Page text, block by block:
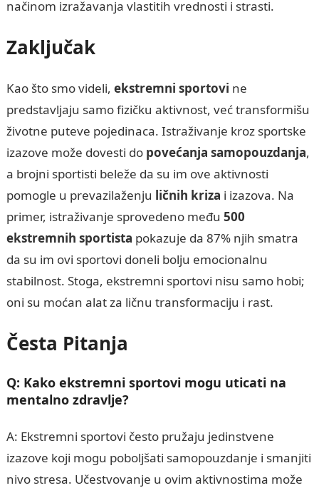
načinom izražavanja vlastitih vrednosti i strasti.
Zaključak
Kao što smo videli, ekstremni sportovi ne
predstavljaju samo fizičku aktivnost, već transformišu
životne puteve pojedinaca. Istraživanje kroz sportske
izazove može dovesti do povećanja samopouzdanja,
a brojni sportisti beleže da su im ove aktivnosti
pomogle u prevazilaženju ličnih kriza i izazova. Na
primer, istraživanje sprovedeno među 500
ekstremnih sportista pokazuje da 87% njih smatra
da su im ovi sportovi doneli bolju emocionalnu
stabilnost. Stoga, ekstremni sportovi nisu samo hobi;
oni su moćan alat za ličnu transformaciju i rast.
Česta Pitanja
Q: Kako ekstremni sportovi mogu uticati na
mentalno zdravlje?
A: Ekstremni sportovi često pružaju jedinstvene
izazove koji mogu poboljšati samopouzdanje i smanjiti
nivo stresa. Učestvovanje u ovim aktivnostima može